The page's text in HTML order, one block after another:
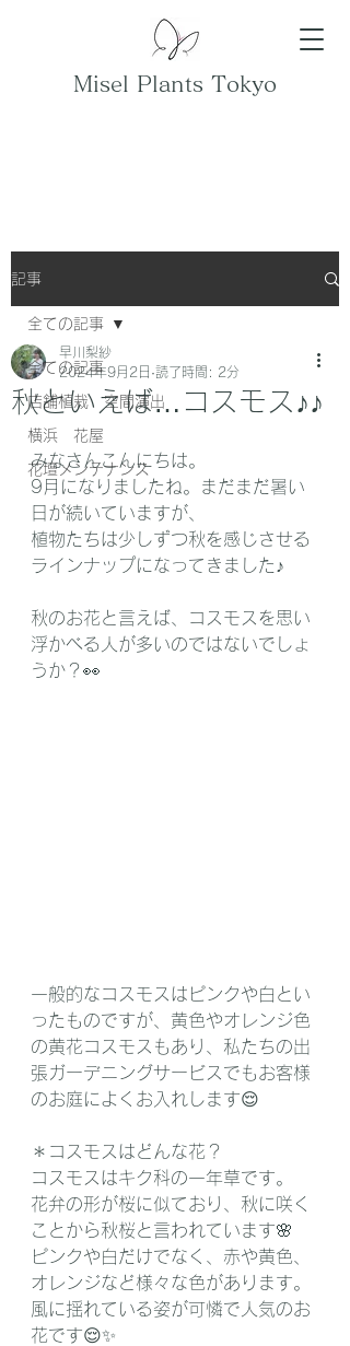
Misel Plants Tokyo
記事
全ての記事
店舗植栽 空間演出
横浜 花屋
花壇メンテナンス
全ての記事
秋といえば…コスモス♪♪
早川梨紗
2024年9月2日 読了時間: 2分
みなさんこんにちは。
9月になりましたね。まだまだ暑い
日が続いていますが、
植物たちは少しずつ秋を感じさせる
ラインナップになってきました♪
秋のお花と言えば、コスモスを思い
浮かべる人が多いのではないでしょ
うか？👀
一般的なコスモスはピンクや白とい
ったものですが、黄色やオレンジ色
の黄花コスモスもあり、私たちの出
張ガーデニングサービスでもお客様
のお庭によくお入れします😌
＊コスモスはどんな花？
コスモスはキク科の一年草です。
花弁の形が桜に似ており、秋に咲く
ことから秋桜と言われています🌸
ピンクや白だけでなく、赤や黄色、
オレンジなど様々な色があります。
風に揺れている姿が可憐で人気のお
花です😌✨